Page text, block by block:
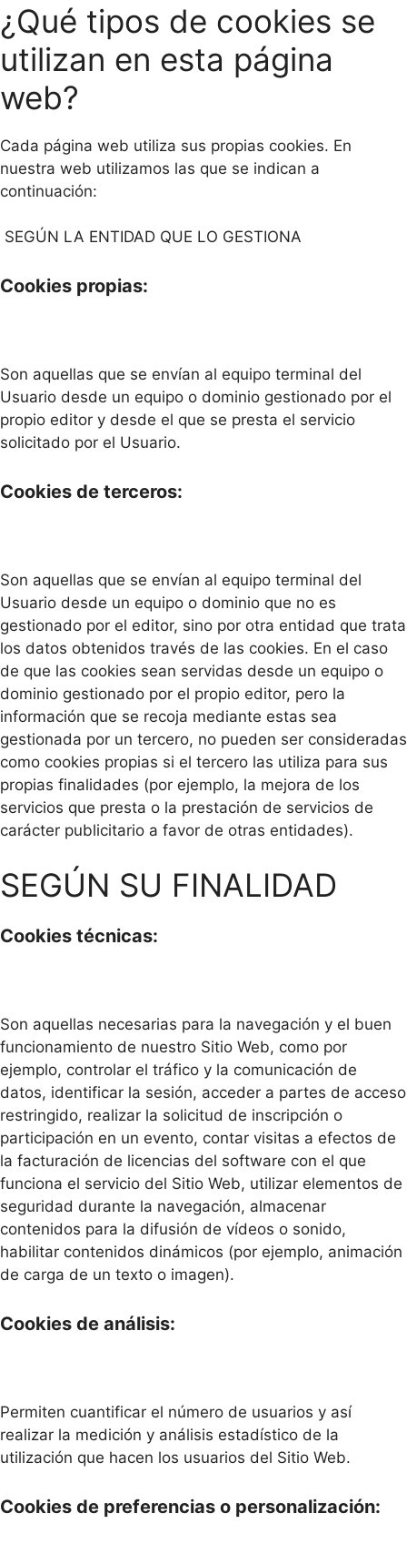
¿Qué tipos de cookies se
utilizan en esta página
web?
Cada página web utiliza sus propias cookies. En
nuestra web utilizamos las que se indican a
continuación:
SEGÚN LA ENTIDAD QUE LO GESTIONA
Cookies propias:
Son aquellas que se envían al equipo terminal del
Usuario desde un equipo o dominio gestionado por el
propio editor y desde el que se presta el servicio
solicitado por el Usuario.
Cookies de terceros:
Son aquellas que se envían al equipo terminal del
Usuario desde un equipo o dominio que no es
gestionado por el editor, sino por otra entidad que trata
los datos obtenidos través de las cookies. En el caso
de que las cookies sean servidas desde un equipo o
dominio gestionado por el propio editor, pero la
información que se recoja mediante estas sea
gestionada por un tercero, no pueden ser consideradas
como cookies propias si el tercero las utiliza para sus
propias finalidades (por ejemplo, la mejora de los
servicios que presta o la prestación de servicios de
carácter publicitario a favor de otras entidades).
SEGÚN SU FINALIDAD
Cookies técnicas:
Son aquellas necesarias para la navegación y el buen
funcionamiento de nuestro Sitio Web, como por
ejemplo, controlar el tráfico y la comunicación de
datos, identificar la sesión, acceder a partes de acceso
restringido, realizar la solicitud de inscripción o
participación en un evento, contar visitas a efectos de
la facturación de licencias del software con el que
funciona el servicio del Sitio Web, utilizar elementos de
seguridad durante la navegación, almacenar
contenidos para la difusión de vídeos o sonido,
habilitar contenidos dinámicos (por ejemplo, animación
de carga de un texto o imagen).
Cookies de análisis:
Permiten cuantificar el número de usuarios y así
realizar la medición y análisis estadístico de la
utilización que hacen los usuarios del Sitio Web.
Cookies de preferencias o personalización: